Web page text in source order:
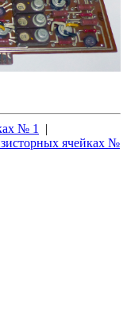
№ 1
|
ячейках №